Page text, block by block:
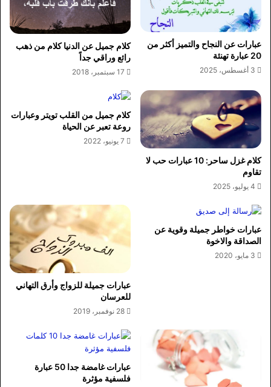
عبارات عن النجاح والتميز أكثر من
20 عبارة تهنئة
3 أغسطس، 2025
كلام جميل عن الدنيا كلام من ذهب
رائع وراقي جداً
17 سبتمبر، 2018
كلام غزل ساحر: 10 عبارات حب لا
تقاوم
4 يوليو، 2025
كلام جميل من القلب تويتر وعبارات
روعة تعبر عن الحياة
7 يونيو، 2022
عبارات خواطر جميلة وقوية عن
الصداقة والاخوة
3 مايو، 2020
عبارات جميلة للزواج وأرق التهاني
للعرسان
28 نوفمبر، 2019
عبارات غامضة جدا 50 عبارة
فلسفية مؤثرة